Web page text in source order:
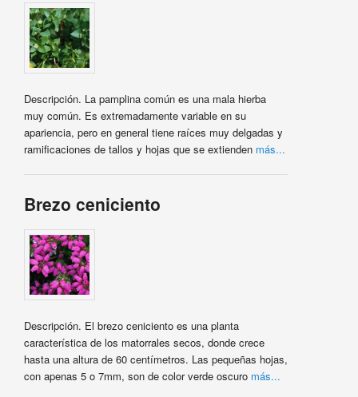
Descripción. La pamplina común es una mala hierba
muy común. Es extremadamente variable en su
apariencia, pero en general tiene raíces muy delgadas y
ramificaciones de tallos y hojas que se extienden más...
Brezo ceniciento
Descripción. El brezo ceniciento es una planta
característica de los matorrales secos, donde crece
hasta una altura de 60 centímetros. Las pequeñas hojas,
con apenas 5 o 7mm, son de color verde oscuro más...